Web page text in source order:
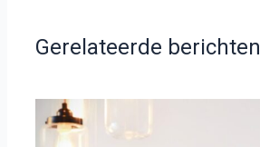
Gerelateerde berichten